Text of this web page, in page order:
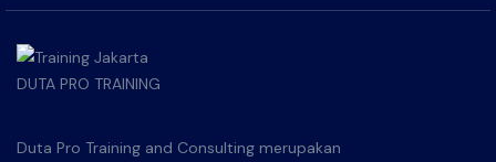
Duta Pro Training and Consulting merupakan